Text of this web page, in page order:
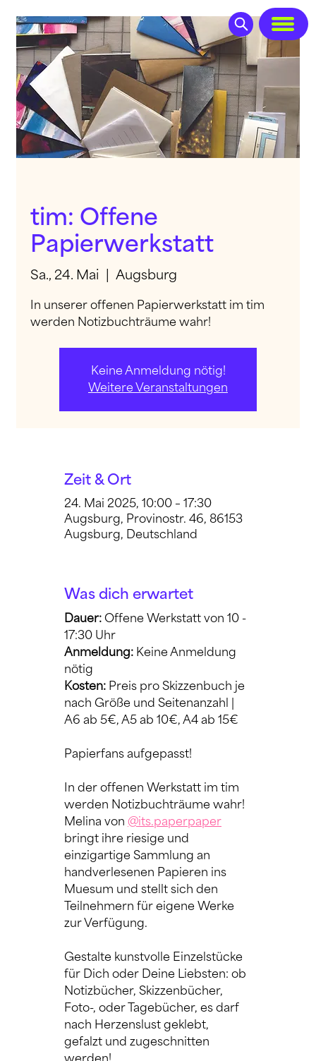
tim: Offene
Papierwerkstatt
Sa., 24. Mai Augsburg
In unserer offenen Papierwerkstatt im tim
werden Notizbuchträume wahr!
Keine Anmeldung nötig!
Weitere Veranstaltungen
Zeit & Ort
24. Mai 2025, 10:00 – 17:30
Augsburg, Provinostr. 46, 86153
Augsburg, Deutschland
Was dich erwartet
Dauer: Offene Werkstatt von 10 -
17:30 Uhr
Anmeldung: Keine Anmeldung
nötig
Kosten: Preis pro Skizzenbuch je
nach Größe und Seitenanzahl |
A6 ab 5€, A5 ab 10€, A4 ab 15€
Papierfans aufgepasst!
In der offenen Werkstatt im tim
werden Notizbuchträume wahr!
Melina von @its.paperpaper
bringt ihre riesige und
einzigartige Sammlung an
handverlesenen Papieren ins
Muesum und stellt sich den
Teilnehmern für eigene Werke
zur Verfügung.
Gestalte kunstvolle Einzelstücke
für Dich oder Deine Liebsten: ob
Notizbücher, Skizzenbücher,
Foto-, oder Tagebücher, es darf
nach Herzenslust geklebt,
gefalzt und zugeschnitten